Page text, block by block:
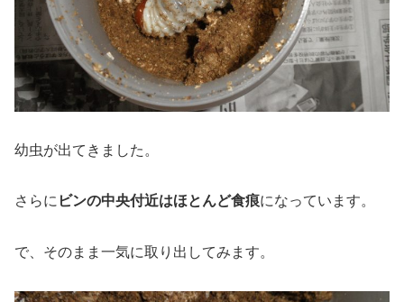
幼虫が出てきました。
さらに ビンの中央付近はほとんど食痕になっています。
で、そのまま一気に取り出してみます。